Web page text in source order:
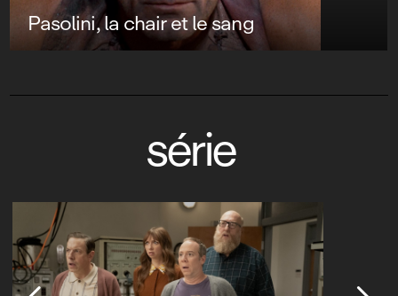
Pasolini, la chair et le sang
série